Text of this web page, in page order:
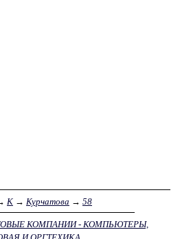
К → Курчатова → 58
КОМПАНИИ - КОМПЬЮТЕРЫ,